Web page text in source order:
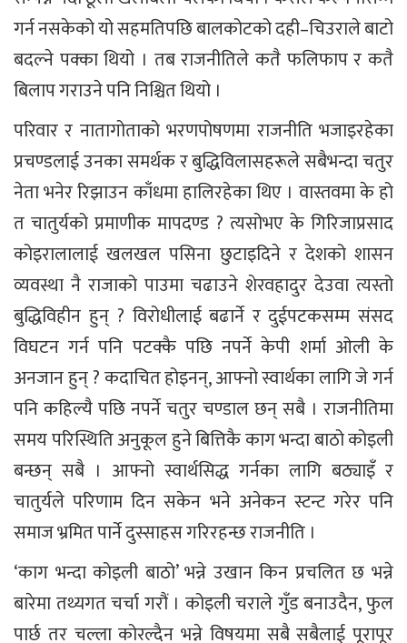
गर्न नसकेको यो सहमतिपछि बालकोटको दही–चिउराले बाटो
बदल्ने पक्का थियो । तब राजनीतिले कतै फलिफाप र कतै
बिलाप गराउने पनि निश्चित थियो ।
परिवार र नातागोताको भरणपोषणमा राजनीति भजाइरहेका
प्रचण्डलाई उनका समर्थक र बुद्धिविलासहरूले सबैभन्दा चतुर
नेता भनेर रिझाउन काँधमा हालिरहेका थिए । वास्तवमा के हो
त चातुर्यको प्रमाणीक मापदण्ड ? त्यसोभए के गिरिजाप्रसाद
कोइरालालाई खलखल पसिना छुटाइदिने र देशको शासन
व्यवस्था नै राजाको पाउमा चढाउने शेरवहादुर देउवा त्यस्तो
बुद्धिविहीन हुन् ? विरोधीलाई बढार्ने र दुईपटकसम्म संसद
विघटन गर्न पनि पटक्कै पछि नपर्ने केपी शर्मा ओली के
अनजान हुन् ? कदाचित होइनन्, आफ्नो स्वार्थका लागि जे गर्न
पनि कहिल्यै पछि नपर्ने चतुर चण्डाल छन् सबै । राजनीतिमा
समय परिस्थिति अनुकूल हुने बित्तिकै काग भन्दा बाठो कोइली
बन्छन् सबै । आफ्नो स्वार्थसिद्ध गर्नका लागि बठ्याइँ र
चातुर्यले परिणाम दिन सकेन भने अनेकन स्टन्ट गरेर पनि
समाज भ्रमित पार्ने दुस्साहस गरिरहन्छ राजनीति ।
‘काग भन्दा कोइली बाठो’ भन्ने उखान किन प्रचलित छ भन्ने
बारेमा तथ्यगत चर्चा गरौं । कोइली चराले गुँड बनाउदैन, फुल
पार्छ तर चल्ला कोरल्दैन भन्ने विषयमा सबै सबैलाई पूरापूर